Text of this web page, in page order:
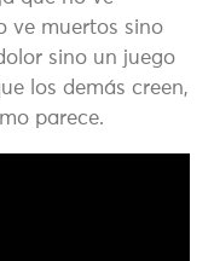
ve muertos sino
sino un juego
los demás creen,
parece.